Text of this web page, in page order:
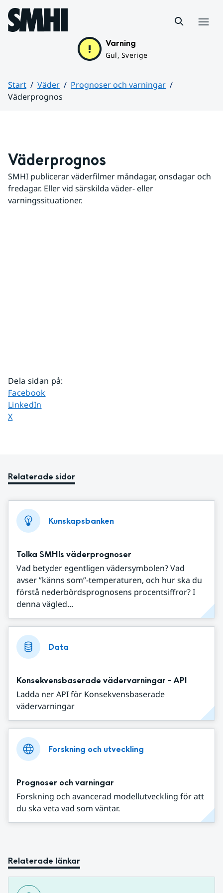
Hoppa till sidans innehåll
Varning
Gul, Sverige
Start Väder
Prognoser och varningar
Väderprognos
Väderprognos
SMHI publicerar väderfilmer måndagar, onsdagar och
fredagar. Eller vid särskilda väder- eller
varningssituationer.
Dela sidan på:
Dela sidan på
Facebook
Dela sidan på
LinkedIn
Dela sidan på
X
Relaterade sidor
Kunskapsbanken
Tolka SMHIs väderprognoser
Vad betyder egentligen vädersymbolen? Vad
avser ”känns som”-temperaturen, och hur ska du
förstå nederbördsprognosens procentsiffror? I
denna vägled...
Data
Konsekvensbaserade vädervarningar - API
Ladda ner API för Konsekvensbaserade
vädervarningar
Forskning och utveckling
Prognoser och varningar
Forskning och avancerad modellutveckling för att
du ska veta vad som väntar.
Relaterade länkar